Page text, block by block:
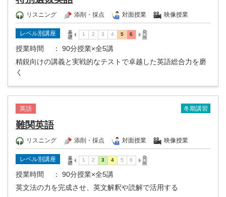
リスニング 添削・採点 対面授業 映像授業
レベル別講座
授業時間
： 90分授業×全5講
精鋭向けの講義と実戦的なテストで卓越した英語総合力を磨
く
英語 冬期講習
難関英語
リスニング 添削・採点 対面授業 映像授業
レベル別講座
授業時間
： 90分授業×全5講
英文法の力を完成させ、英文解釈や読解で活用する